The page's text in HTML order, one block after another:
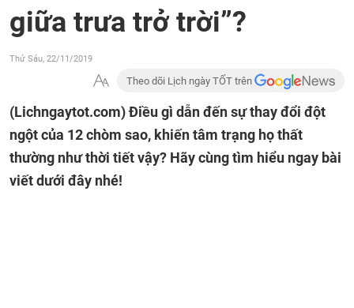
giữa trưa trở trời”?
Thứ Sáu, 22/11/2019
Theo dõi Lịch ngày TỐT trên
(Lichngaytot.com)Điều gì dẫn đến sự thay đổi đột
ngột của 12 chòm sao, khiến tâm trạng họ thất
thường như thời tiết vậy? Hãy cùng tìm hiểu ngay bài
viết dưới đây nhé!